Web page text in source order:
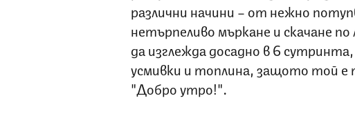
различни начини – от нежно
нетърпеливо мъркане и скачане
да изглежда досадно в 6
усмивки и топлина, защото той
"Добро утро!".